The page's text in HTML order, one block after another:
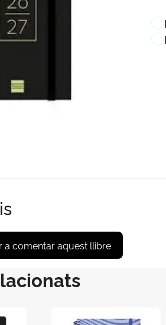
a comentar aquest llibre